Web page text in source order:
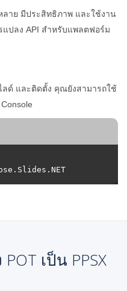
าย มีประสิทธิภาพ และใช้งาน
แปลง API สำหรับแพลตฟอร์ม
ลด์ และติดตั้ง คุณยังสามารถใช้
เป็น PPSX